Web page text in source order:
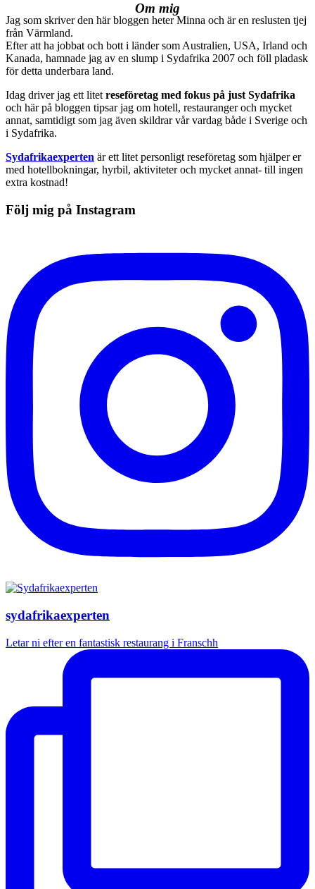
Om mig
Jag som skriver den här bloggen heter Minna och är en reslusten tjej
från Värmland.
Efter att ha jobbat och bott i länder som Australien, USA, Irland och
Kanada, hamnade jag av en slump i Sydafrika 2007 och föll pladask
för detta underbara land.
Idag driver jag ett litet reseföretag med fokus på just Sydafrika
och här på bloggen tipsar jag om hotell, restauranger och mycket
annat, samtidigt som jag även skildrar vår vardag både i Sverige och
i Sydafrika.
Sydafrikaexperten är ett litet personligt reseföretag som hjälper er
med hotellbokningar, hyrbil, aktiviteter och mycket annat- till ingen
extra kostnad!
Följ mig på Instagram
sydafrikaexperten
Letar ni efter en fantastisk restaurang i Franschh